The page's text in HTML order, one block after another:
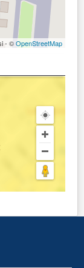
- ©OpenStreetMap